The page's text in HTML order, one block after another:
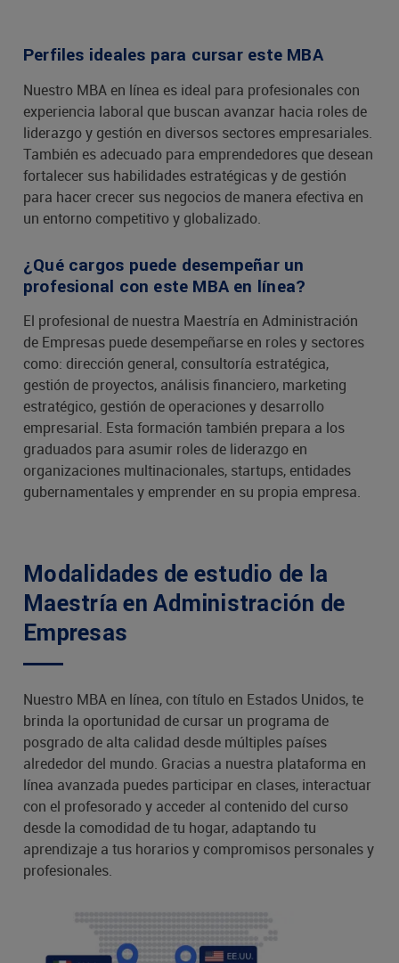
Perfiles ideales para cursar este MBA
Nuestro MBA en línea es ideal para profesionales con
experiencia laboral que buscan avanzar hacia roles de
liderazgo y gestión en diversos sectores empresariales.
También es adecuado para emprendedores que desean
fortalecer sus habilidades estratégicas y de gestión
para hacer crecer sus negocios de manera efectiva en
un entorno competitivo y globalizado.
¿Qué cargos puede desempeñar un
profesional con este MBA en línea?
El profesional de nuestra Maestría en Administración
de Empresas puede desempeñarse en roles y sectores
como: dirección general, consultoría estratégica,
gestión de proyectos, análisis financiero, marketing
estratégico, gestión de operaciones y desarrollo
empresarial. Esta formación también prepara a los
graduados para asumir roles de liderazgo en
organizaciones multinacionales, startups, entidades
gubernamentales y emprender en su propia empresa.
Modalidades de estudio de la
Maestría en Administración de
Empresas
Nuestro MBA en línea, con título en Estados Unidos, te
brinda la oportunidad de cursar un programa de
posgrado de alta calidad desde múltiples países
alrededor del mundo. Gracias a nuestra plataforma en
línea avanzada puedes participar en clases, interactuar
con el profesorado y acceder al contenido del curso
desde la comodidad de tu hogar, adaptando tu
aprendizaje a tus horarios y compromisos personales y
profesionales.